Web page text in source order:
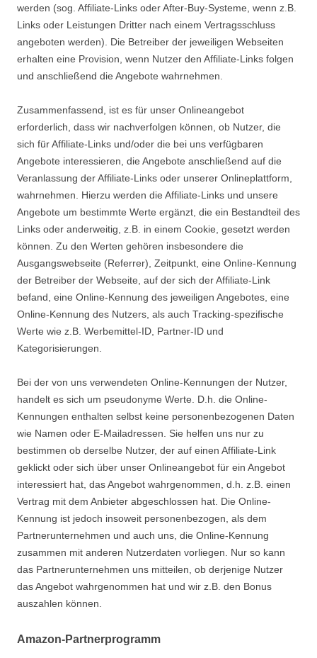
werden (sog. Affiliate-Links oder After-Buy-Systeme, wenn z.B.
Links oder Leistungen Dritter nach einem Vertragsschluss
angeboten werden). Die Betreiber der jeweiligen Webseiten
erhalten eine Provision, wenn Nutzer den Affiliate-Links folgen
und anschließend die Angebote wahrnehmen.
Zusammenfassend, ist es für unser Onlineangebot
erforderlich, dass wir nachverfolgen können, ob Nutzer, die
sich für Affiliate-Links und/oder die bei uns verfügbaren
Angebote interessieren, die Angebote anschließend auf die
Veranlassung der Affiliate-Links oder unserer Onlineplattform,
wahrnehmen. Hierzu werden die Affiliate-Links und unsere
Angebote um bestimmte Werte ergänzt, die ein Bestandteil des
Links oder anderweitig, z.B. in einem Cookie, gesetzt werden
können. Zu den Werten gehören insbesondere die
Ausgangswebseite (Referrer), Zeitpunkt, eine Online-Kennung
der Betreiber der Webseite, auf der sich der Affiliate-Link
befand, eine Online-Kennung des jeweiligen Angebotes, eine
Online-Kennung des Nutzers, als auch Tracking-spezifische
Werte wie z.B. Werbemittel-ID, Partner-ID und
Kategorisierungen.
Bei der von uns verwendeten Online-Kennungen der Nutzer,
handelt es sich um pseudonyme Werte. D.h. die Online-
Kennungen enthalten selbst keine personenbezogenen Daten
wie Namen oder E-Mailadressen. Sie helfen uns nur zu
bestimmen ob derselbe Nutzer, der auf einen Affiliate-Link
geklickt oder sich über unser Onlineangebot für ein Angebot
interessiert hat, das Angebot wahrgenommen, d.h. z.B. einen
Vertrag mit dem Anbieter abgeschlossen hat. Die Online-
Kennung ist jedoch insoweit personenbezogen, als dem
Partnerunternehmen und auch uns, die Online-Kennung
zusammen mit anderen Nutzerdaten vorliegen. Nur so kann
das Partnerunternehmen uns mitteilen, ob derjenige Nutzer
das Angebot wahrgenommen hat und wir z.B. den Bonus
auszahlen können.
Amazon-Partnerprogramm